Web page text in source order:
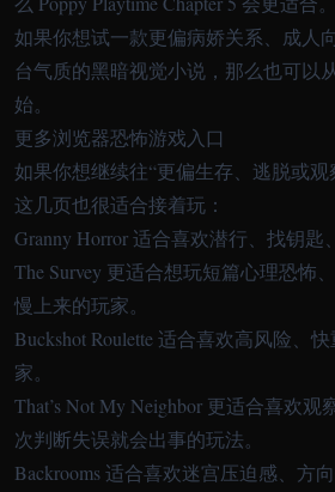
如果你想试一款更偏病娇关系、成人
台气质的黑暗视觉小说，那么也可以
始。
更多浏览器恐怖游戏入口
如果你想继续往“更偏生存、逃脱或观
这几页也很适合接着玩：
Granny Horror适合喜欢潜行、找钥匙
The Survey 更适合想玩短篇心理恐怖
慢上来的玩家。
Buckshot Roulette适合喜欢高风险、
家。
That’s Not My Neighbor 更适合喜欢观
次判断失误就会出事的玩法。
Backrooms适合喜欢迷宫压迫感、方